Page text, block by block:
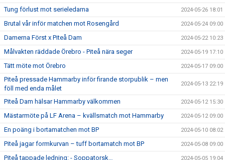
Tung förlust mot serieledarna 2024-05-26 18:01
Brutal vår inför matchen mot Rosengård 2024-05-24 09:00
Damerna Först x Piteå Dam 2024-05-22 10:23
Målvakten räddade Örebro - Piteå nära seger 2024-05-19 17:10
Tätt möte mot Örebro 2024-05-17 09:00
Piteå pressade Hammarby inför firande storpublik – men
föll med enda målet
2024-05-13 22:19
Piteå Dam hälsar Hammarby välkommen 2024-05-12 15:30
Mästarmöte på LF Arena – kvällsmatch mot Hammarby 2024-05-12 09:00
En poäng i bortamatchen mot BP 2024-05-10 08:02
Piteå jagar formkurvan – tuff bortamatch mot BP 2024-05-08 09:00
Piteå tappade ledning: - Soppatorsk… 2024-05-05 19:04